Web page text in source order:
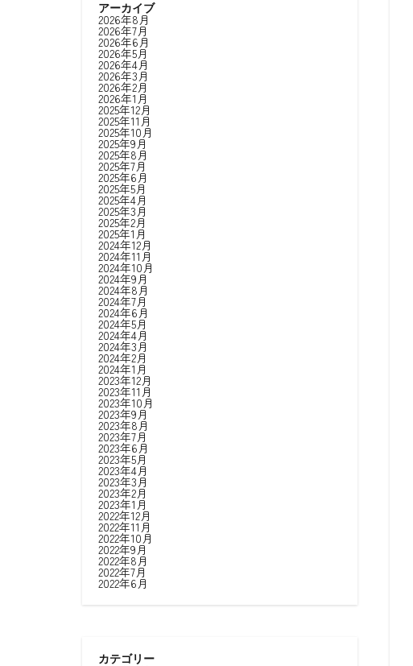
アーカイブ
2026年8月
2026年7月
2026年6月
2026年5月
2026年4月
2026年3月
2026年2月
2026年1月
2025年12月
2025年11月
2025年10月
2025年9月
2025年8月
2025年7月
2025年6月
2025年5月
2025年4月
2025年3月
2025年2月
2025年1月
2024年12月
2024年11月
2024年10月
2024年9月
2024年8月
2024年7月
2024年6月
2024年5月
2024年4月
2024年3月
2024年2月
2024年1月
2023年12月
2023年11月
2023年10月
2023年9月
2023年8月
2023年7月
2023年6月
2023年5月
2023年4月
2023年3月
2023年2月
2023年1月
2022年12月
2022年11月
2022年10月
2022年9月
2022年8月
2022年7月
2022年6月
カテゴリー